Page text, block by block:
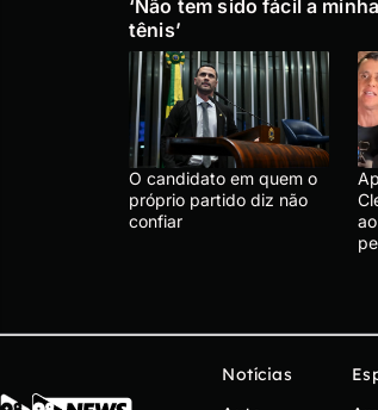
‘Não tem sido fácil a
tênis’
O candidato em quem o
próprio partido diz não
confiar
Notícias